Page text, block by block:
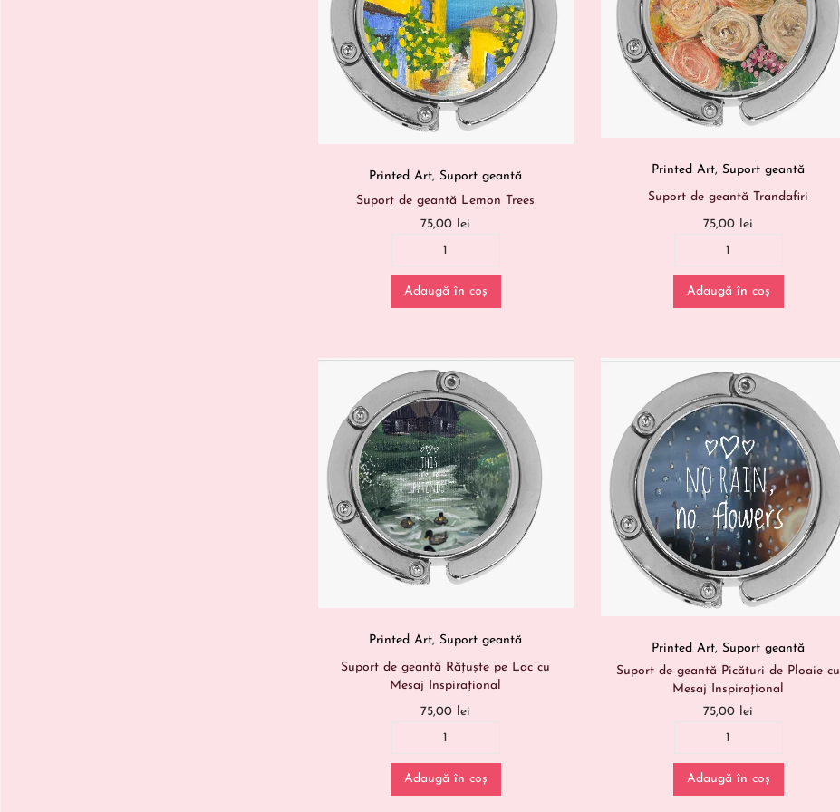
Printed Art, Suport geantă
Suport de geantă Lemon Trees
75,00 lei
Adaugă în coș
Printed Art, Suport geantă
Suport de geantă Trandafiri
75,00 lei
Adaugă în coș
Printed Art, Suport geantă
Suport de geantă Rățuște pe Lac cu
Mesaj Inspirațional
75,00 lei
Adaugă în coș
Printed Art, Suport geantă
Suport de geantă Picături de Ploaie cu
Mesaj Inspirațional
75,00 lei
Adaugă în coș